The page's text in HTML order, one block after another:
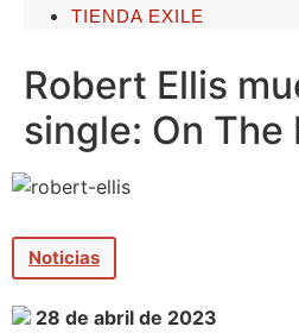
TIENDA EXILE
Robert Ellis
single: On The
Noticias
28 de abril de 2023